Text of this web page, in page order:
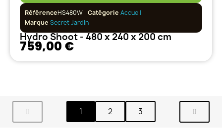
RéférenceHS480W Catégorie Accueil
Marque Secret Jardin
Hydro Shoot - 480 x 240 x 200 cm
759,00 €
1 2 3